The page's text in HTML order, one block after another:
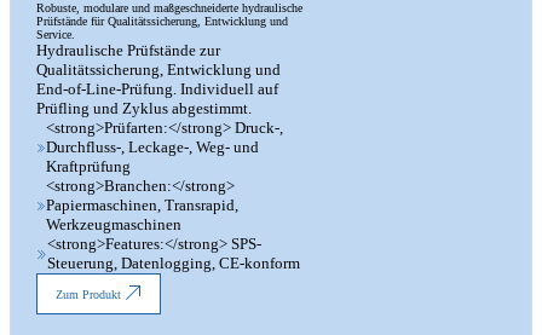
Robuste, modulare und maßgeschneiderte hydraulische
Prüfstände für Qualitätssicherung, Entwicklung und
Service.
Hydraulische Prüfstände zur
Qualitätssicherung, Entwicklung und
End-of-Line-Prüfung. Individuell auf
Prüfling und Zyklus abgestimmt.
<strong>Prüfarten:</strong> Druck-,
Durchfluss-, Leckage-, Weg- und
Kraftprüfung
<strong>Branchen:</strong>
Papiermaschinen, Transrapid,
Werkzeugmaschinen
<strong>Features:</strong> SPS-
Steuerung, Datenlogging, CE-konform
Zum Produkt